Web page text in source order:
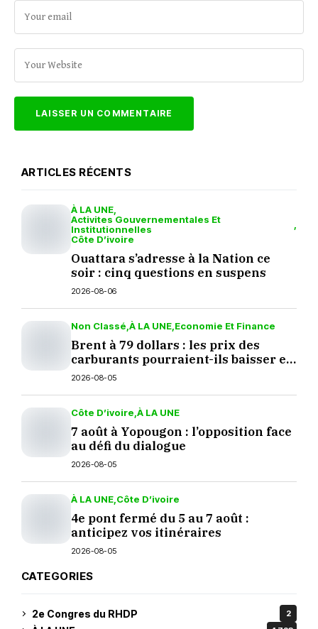
ARTICLES RÉCENTS
À LA UNE
Activites Gouvernementales Et
Institutionnelles
Côte D’ivoire
Ouattara s’adresse à la Nation ce
soir : cinq questions en suspens
2026-08-06
Non Classé À LA UNE Economie Et Finance
Brent à 79 dollars : les prix des
carburants pourraient-ils baisser en
septembre ?
2026-08-05
Côte D’ivoire À LA UNE
7 août à Yopougon : l’opposition face
au défi du dialogue
2026-08-05
À LA UNE Côte D’ivoire
4e pont fermé du 5 au 7 août :
anticipez vos itinéraires
2026-08-05
CATEGORIES
2e Congres du RHDP 2